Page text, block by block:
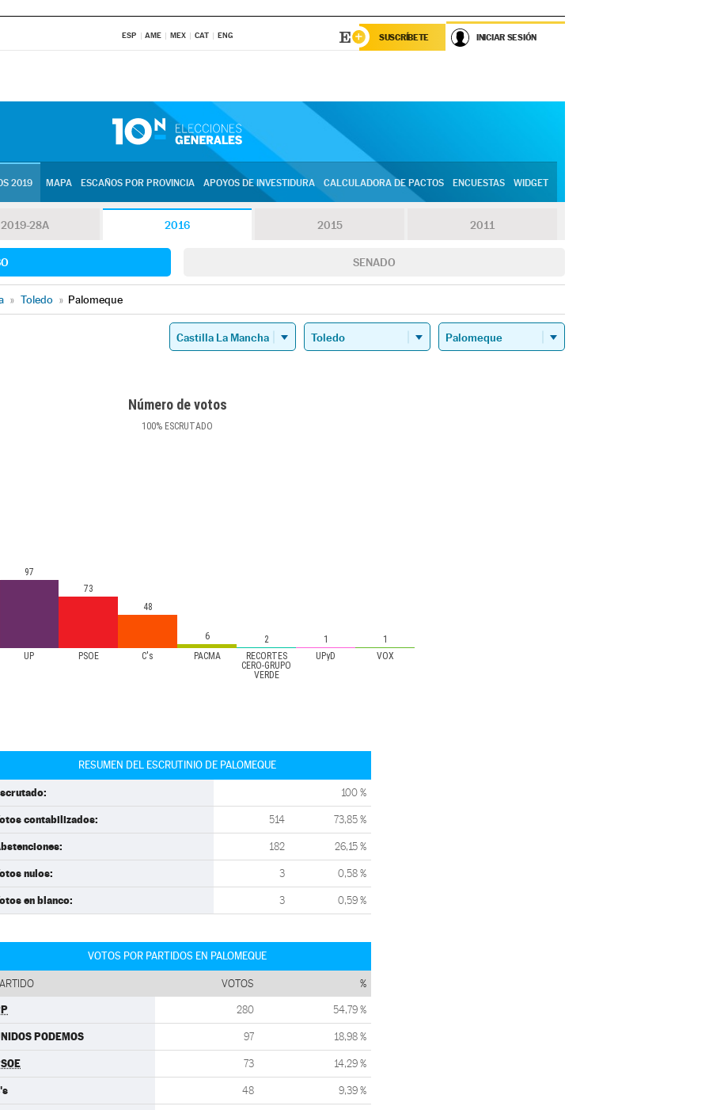
ESP AME MEX CAT ENG SUSCRÍBETE INICIAR SESIÓN
2019 MAPA ESCAÑOS POR PROVINCIA APOYOS DE INVESTIDURA CALCULADORA DE PACTOS ENCUESTAS WIDGET
2019-28A 2016 2015 2011
SENADO
» Toledo » Palomeque
Número de votos
100% ESCRUTADO
UP PSOE C's PACMA
RECORTES
CERO-GRUPO
VERDE
UPyD VOX
97
73
48
6 2 1 1
RESUMEN DEL ESCRUTINIO DE PALOMEQUE
100 %
contabilizados: 514 73,85 %
182 26,15 %
nulos: 3 0,58 %
en blanco: 3 0,59 %
VOTOS POR PARTIDOS EN PALOMEQUE
VOTOS %
280 54,79 %
PODEMOS 97 18,98 %
73 14,29 %
48 9,39 %